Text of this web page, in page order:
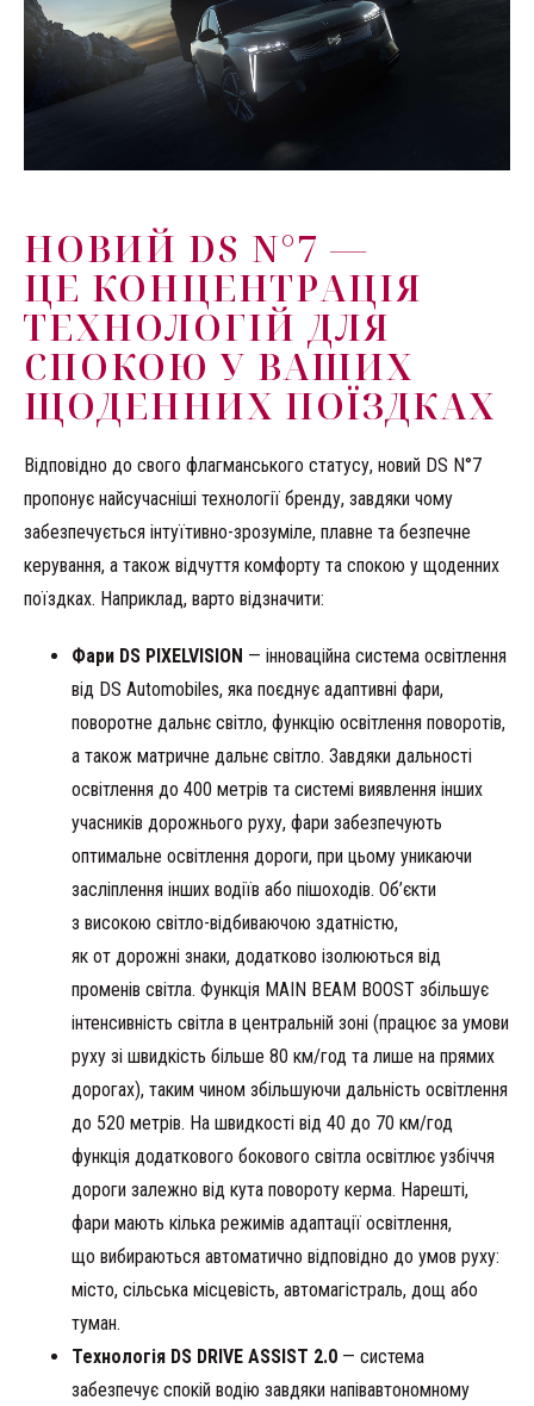
НОВИЙ DS N°7 —
ЦЕ КОНЦЕНТРАЦІЯ
ТЕХНОЛОГІЙ ДЛЯ
СПОКОЮ У ВАШИХ
ЩОДЕННИХ ПОЇЗДКАХ
Відповідно до свого флагманського статусу, новий DS N°7
пропонує найсучасніші технології бренду, завдяки чому
забезпечується інтуїтивно-зрозуміле, плавне та безпечне
керування, а також відчуття комфорту та спокою у щоденних
поїздках. Наприклад, варто відзначити:
Фари DS PIXELVISION — інноваційна система освітлення
від DS Automobiles, яка поєднує адаптивні фари,
поворотне дальнє світло, функцію освітлення поворотів,
а також матричне дальнє світло. Завдяки дальності
освітлення до 400 метрів та системі виявлення інших
учасників дорожнього руху, фари забезпечують
оптимальне освітлення дороги, при цьому уникаючи
засліплення інших водіїв або пішоходів. Об’єкти
з високою світло-відбиваючою здатністю,
як от дорожні знаки, додатково ізолюються від
променів світла. Функція MAIN BEAM BOOST збільшує
інтенсивність світла в центральній зоні (працює за умови
руху зі швидкість більше 80 км/год та лише на прямих
дорогах), таким чином збільшуючи дальність освітлення
до 520 метрів. На швидкості від 40 до 70 км/год
функція додаткового бокового світла освітлює узбіччя
дороги залежно від кута повороту керма. Нарешті,
фари мають кілька режимів адаптації освітлення,
що вибираються автоматично відповідно до умов руху:
місто, сільська місцевість, автомагістраль, дощ або
туман.
Технологія DS DRIVE ASSIST 2.0 — система
забезпечує спокій водію завдяки напівавтономному